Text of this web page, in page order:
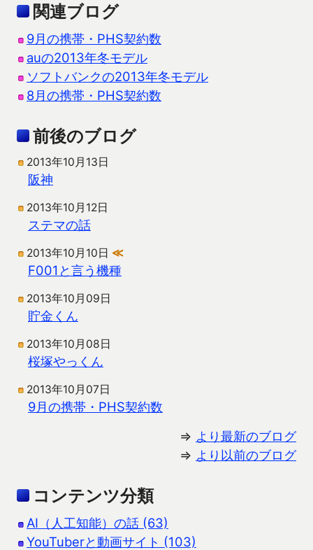
関連ブログ
9月の携帯・PHS契約数
auの2013年冬モデル
ソフトバンクの2013年冬モデル
8月の携帯・PHS契約数
前後のブログ
2013年10月13日
阪神
2013年10月12日
ステマの話
2013年10月10日 ≪
F001と言う機種
2013年10月09日
貯金くん
2013年10月08日
桜塚やっくん
2013年10月07日
9月の携帯・PHS契約数
⇒ より最新のブログ
⇒ より以前のブログ
コンテンツ分類
AI（人工知能）の話 (63)
YouTuberと動画サイト (103)